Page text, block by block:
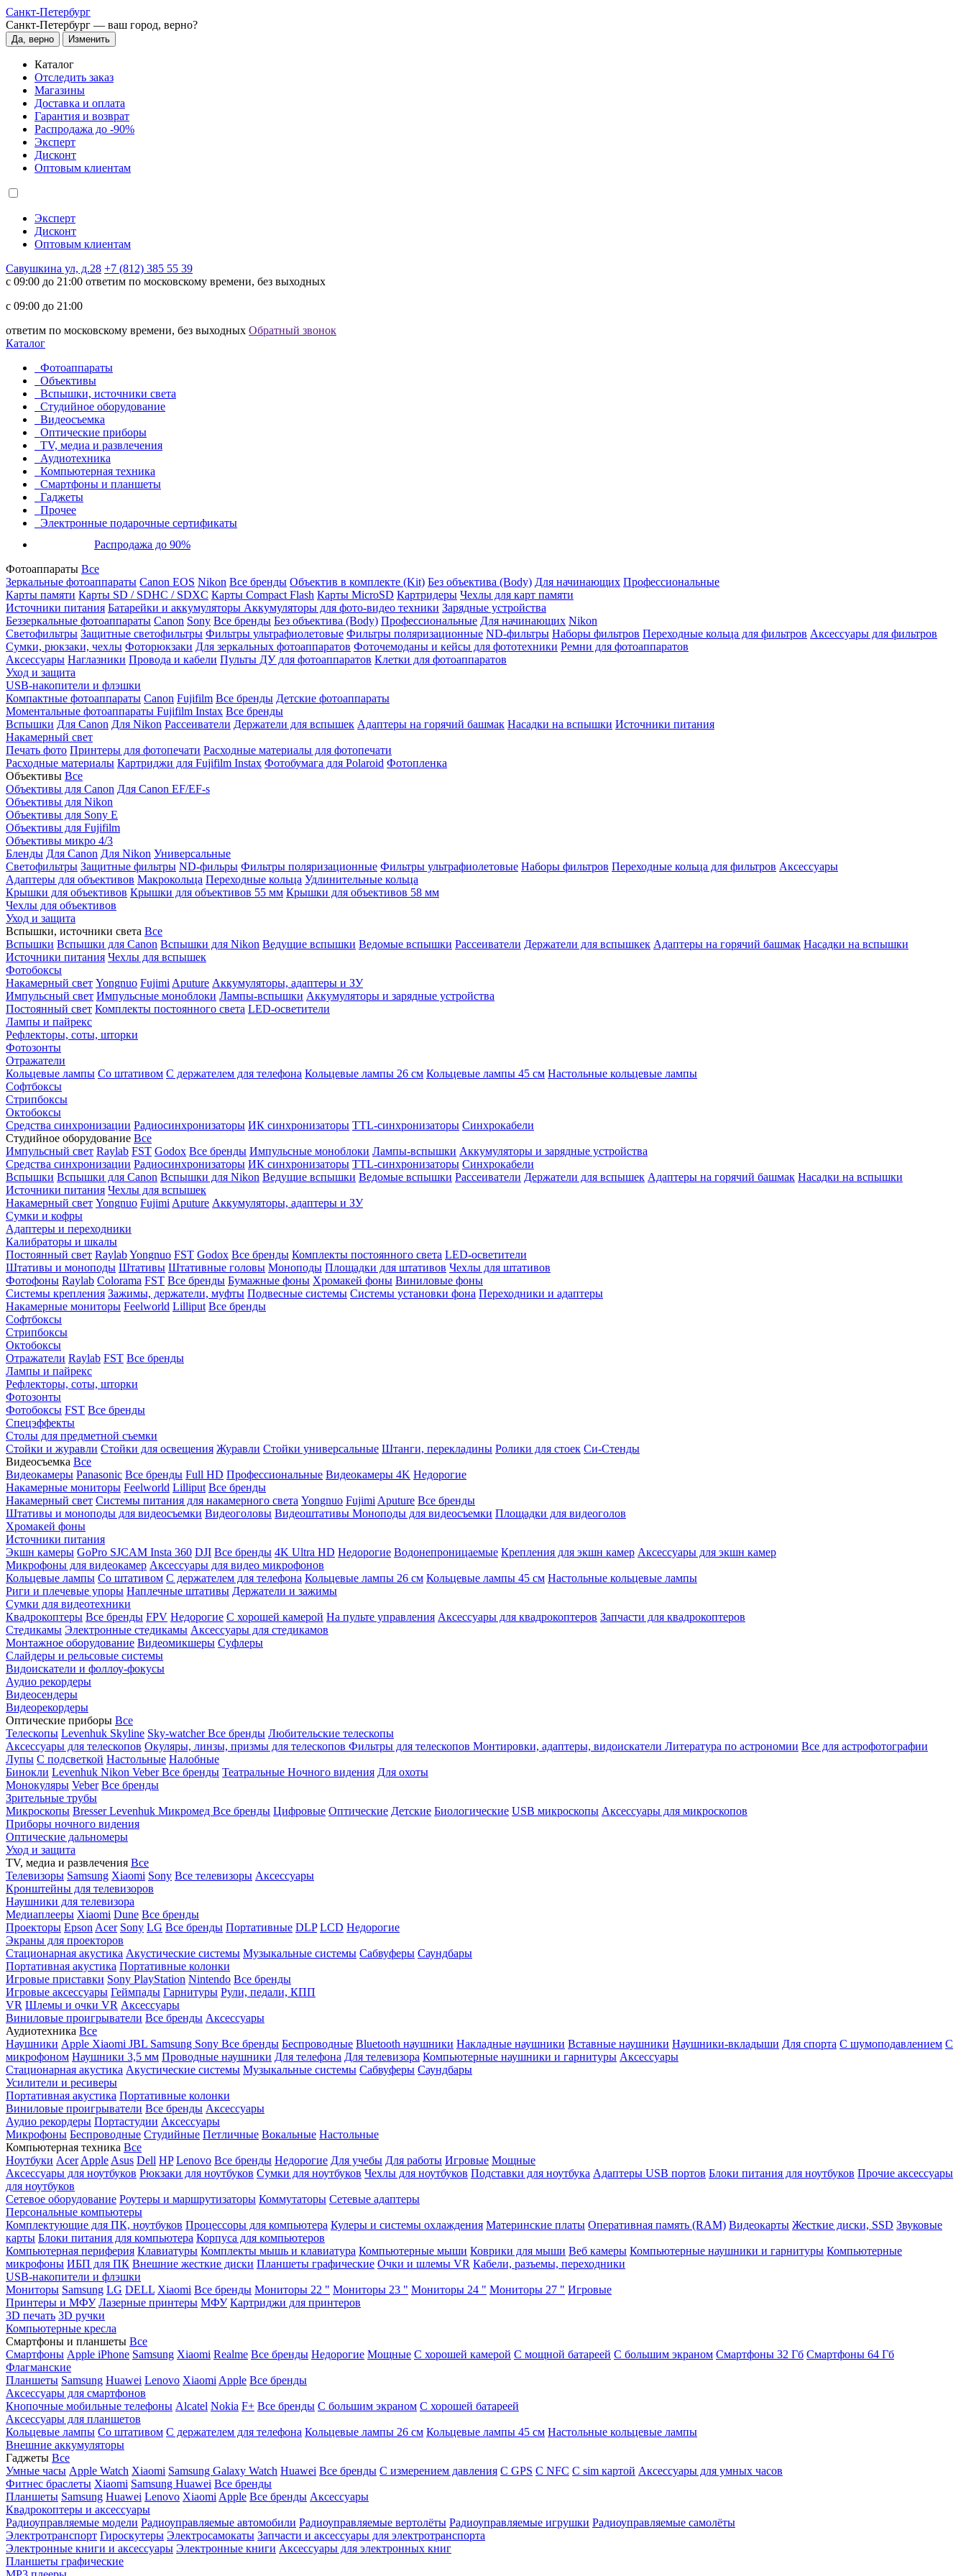
Санкт-Петербург
Санкт-Петербург — ваш город, верно?
Да, верно Изменить
Каталог
Отследить заказ
Магазины
Доставка и оплата
Гарантия и возврат
Распродажа до -90%
Эксперт
Дисконт
Оптовым клиентам
Эксперт
Дисконт
Оптовым клиентам
Савушкина ул, д.28 +7 (812) 385 55 39
c 09:00 до 21:00 ответим по московскому времени, без выходных
c 09:00 до 21:00
ответим по московскому времени, без выходных Обратный звонок
Каталог
Фотоаппараты
Объективы
Вспышки, источники света
Студийное оборудование
Видеосъемка
Оптические приборы
TV, медиа и развлечения
Аудиотехника
Компьютерная техника
Смартфоны и планшеты
Гаджеты
Прочее
Электронные подарочные сертификаты
Распродажа до 90%
Фотоаппараты Все
Зеркальные фотоаппараты Canon EOS Nikon Все бренды Объектив в комплекте (Kit) Без объектива (Body) Для начинающих Профессиональные
Карты памяти Карты SD / SDHC / SDXC Карты Compact Flash Карты MicroSD Картридеры Чехлы для карт памяти
Источники питания Батарейки и аккумуляторы Аккумуляторы для фото-видео техники Зарядные устройства
Беззеркальные фотоаппараты Canon Sony Все бренды Без объектива (Body) Профессиональные Для начинающих Nikon
Светофильтры Защитные светофильтры Фильтры ультрафиолетовые Фильтры поляризационные ND-фильтры Наборы фильтров Переходные кольца для фильтров Аксессуары для фильтров
Сумки, рюкзаки, чехлы Фоторюкзаки Для зеркальных фотоаппаратов Фоточемоданы и кейсы для фототехники Ремни для фотоаппаратов
Аксессуары Наглазники Провода и кабели Пульты ДУ для фотоаппаратов Клетки для фотоаппаратов
Уход и защита
USB-накопители и флэшки
Компактные фотоаппараты Canon Fujifilm Все бренды Детские фотоаппараты
Моментальные фотоаппараты Fujifilm Instax Все бренды
Вспышки Для Canon Для Nikon Рассеиватели Держатели для вспышек Адаптеры на горячий башмак Насадки на вспышки Источники питания
Накамерный свет
Печать фото Принтеры для фотопечати Расходные материалы для фотопечати
Расходные материалы Картриджи для Fujifilm Instax Фотобумага для Polaroid Фотопленка
Объективы Все
Объективы для Canon Для Canon EF/EF-s
Объективы для Nikon
Объективы для Sony E
Объективы для Fujifilm
Объективы микро 4/3
Бленды Для Canon Для Nikon Универсальные
Светофильтры Защитные фильтры ND-фильры Фильтры поляризационные Фильтры ультрафиолетовые Наборы фильтров Переходные кольца для фильтров Аксессуары
Адаптеры для объективов Макрокольца Переходные кольца Удлинительные кольца
Крышки для объективов Крышки для объективов 55 мм Крышки для объективов 58 мм
Чехлы для объективов
Уход и защита
Вспышки, источники света Все
Вспышки Вспышки для Canon Вспышки для Nikon Ведущие вспышки Ведомые вспышки Рассеиватели Держатели для вспышкек Адаптеры на горячий башмак Насадки на вспышки
Источники питания Чехлы для вспышек
Фотобоксы
Накамерный свет Yongnuo Fujimi Aputure Аккумуляторы, адаптеры и ЗУ
Импульсный свет Импульсные моноблоки Лампы-вспышки Аккумуляторы и зарядные устройства
Постоянный свет Комплекты постоянного света LED-осветители
Лампы и пайрекс
Рефлекторы, соты, шторки
Фотозонты
Отражатели
Кольцевые лампы Со штативом С держателем для телефона Кольцевые лампы 26 см Кольцевые лампы 45 см Настольные кольцевые лампы
Софтбоксы
Стрипбоксы
Октобоксы
Средства синхронизации Радиосинхронизаторы ИК синхронизаторы TTL-синхронизаторы Синхрокабели
Студийное оборудование Все
Импульсный свет Raylab FST Godox Все бренды Импульсные моноблоки Лампы-вспышки Аккумуляторы и зарядные устройства
Средства синхронизации Радиосинхронизаторы ИК синхронизаторы TTL-синхронизаторы Синхрокабели
Вспышки Вспышки для Canon Вспышки для Nikon Ведущие вспышки Ведомые вспышки Рассеиватели Держатели для вспышек Адаптеры на горячий башмак Насадки на вспышки
Источники питания Чехлы для вспышек
Накамерный свет Yongnuo Fujimi Aputure Аккумуляторы, адаптеры и ЗУ
Сумки и кофры
Адаптеры и переходники
Калибраторы и шкалы
Постоянный свет RaylabYongnuo FST Godox Все бренды Комплекты постоянного света LED-осветители
Штативы и моноподы Штативы Штативные головы Моноподы Площадки для штативов Чехлы для штативов
Фотофоны Raylab Colorama FST Все бренды Бумажные фоны Хромакей фоны Виниловые фоны
Системы крепления Зажимы, держатели, муфты Подвесные системы Системы установки фона Переходники и адаптеры
Накамерные мониторы Feelworld Lilliput Все бренды
Софтбоксы
Стрипбоксы
Октобоксы
Отражатели Raylab FST Все бренды
Лампы и пайрекс
Рефлекторы, соты, шторки
Фотозонты
Фотобоксы FST Все бренды
Спецэффекты
Столы для предметной съемки
Стойки и журавли Стойки для освещения Журавли Стойки универсальные Штанги, перекладины Ролики для стоек Си-Стенды
Видеосъемка Все
Видеокамеры Panasonic Все бренды Full HD Профессиональные Видеокамеры 4K Недорогие
Накамерные мониторы Feelworld Lilliput Все бренды
Накамерный свет Системы питания для накамерного света Yongnuo Fujimi Aputure Все бренды
Штативы и моноподы для видеосъемки Видеоголовы Видеоштативы Моноподы для видеосъемки Площадки для видеоголов
Хромакей фоны
Источники питания
Экшн камеры GoPro SJCAM Insta 360 DJI Все бренды 4K Ultra HD Недорогие Водонепроницаемые Крепления для экшн камер Аксессуары для экшн камер
Микрофоны для видеокамер Аксессуары для видео микрофонов
Кольцевые лампы Со штативом C держателем для телефона Кольцевые лампы 26 см Кольцевые лампы 45 см Настольные кольцевые лампы
Риги и плечевые упоры Наплечные штативы Держатели и зажимы
Сумки для видеотехники
Квадрокоптеры Все бренды FPV Недорогие С хорошей камерой На пульте управления Аксессуары для квадрокоптеров Запчасти для квадрокоптеров
Стедикамы Электронные стедикамы Аксессуары для стедикамов
Монтажное оборудование Видеомикшеры Суфлеры
Слайдеры и рельсовые системы
Видоискатели и фоллоу-фокусы
Аудио рекордеры
Видеосендеры
Видеорекордеры
Оптические приборы Все
Телескопы Levenhuk Skyline Sky-watcherВсе бренды Любительские телескопы
Аксессуары для телескопов Окуляры, линзы, призмы для телескопов Фильтры для телескопов Монтировки, адаптеры, видоискатели Литература по астрономии Все для астрофотографии
Лупы С подсветкой Настольные Налобные
Бинокли Levenhuk Nikon VeberВсе бренды Театральные Ночного видения Для охоты
Монокуляры Veber Все бренды
Зрительные трубы
Микроскопы BresserLevenhuk Микромед Все бренды Цифровые Оптические Детские Биологические USB микроскопы Аксессуары для микроскопов
Приборы ночного видения
Оптические дальномеры
Уход и защита
TV, медиа и развлечения Все
Телевизоры Samsung Xiaomi Sony Все телевизоры Аксессуары
Кронштейны для телевизоров
Наушники для телевизора
Медиаплееры Xiaomi Dune Все бренды
Проекторы Epson Acer Sony LG Все бренды Портативные DLP LCD Недорогие
Экраны для проекторов
Стационарная акустика Акустические системы Музыкальные системы Сабвуферы Саундбары
Портативная акустика Портативные колонки
Игровые приставки Sony PlayStation Nintendo Все бренды
Игровые аксессуары Геймпады Гарнитуры Рули, педали, КПП
VR Шлемы и очки VR Аксессуары
Виниловые проигрыватели Все бренды Аксессуары
Аудиотехника Все
Наушники Apple Xiaomi JBL Samsung Sony Все бренды Беспроводные Bluetooth наушники Накладные наушники Вставные наушники Наушники-вкладыши Для спорта С шумоподавлением С
микрофоном Наушники 3,5 мм Проводные наушники Для телефона Для телевизора Компьютерные наушники и гарнитуры Аксессуары
Стационарная акустика Акустические системы Музыкальные системы Сабвуферы Саундбары
Усилители и ресиверы
Портативная акустика Портативные колонки
Виниловые проигрыватели Все бренды Аксессуары
Аудио рекордеры Портастудии Аксессуары
Микрофоны Беспроводные Студийные Петличные Вокальные Настольные
Компьютерная техника Все
Ноутбуки Acer Apple Asus Dell HP Lenovo Все бренды Недорогие Для учебы Для работы Игровые Мощные
Аксессуары для ноутбуков Рюкзаки для ноутбуков Сумки для ноутбуков Чехлы для ноутбуков Подставки для ноутбука Адаптеры USB портов Блоки питания для ноутбуков Прочие аксессуары
для ноутбуков
Сетевое оборудование Роутеры и маршрутизаторы Коммутаторы Сетевые адаптеры
Персональные компьютеры
Комплектующие для ПК, ноутбуков Процессоры для компьютера Кулеры и системы охлаждения Материнские платы Оперативная память (RAM) Видеокарты Жесткие диски, SSD Звуковые
карты Блоки питания для компьютера Корпуса для компьютеров
Компьютерная периферия Клавиатуры Комплекты мышь и клавиатура Компьютерные мыши Коврики для мыши Веб камеры Компьютерные наушники и гарнитуры Компьютерные
микрофоны ИБП для ПК Внешние жесткие диски Планшеты графические Очки и шлемы VR Кабели, разъемы, переходники
USB-накопители и флэшки
Мониторы Samsung LG DELL Xiaomi Все бренды Мониторы 22 " Мониторы 23 " Мониторы 24 " Мониторы 27 " Игровые
Принтеры и МФУ Лазерные принтеры МФУ Картриджи для принтеров
3D печать 3D ручки
Компьютерные кресла
Смартфоны и планшеты Все
Смартфоны Apple iPhone Samsung Xiaomi Realme Все бренды Недорогие Мощные С хорошей камерой С мощной батареей С большим экраном Смартфоны 32 Гб Смартфоны 64 Гб
Флагманские
Планшеты Samsung Huawei Lenovo Xiaomi Apple Все бренды
Аксессуары для смартфонов
Кнопочные мобильные телефоны Alcatel Nokia F+ Все бренды С большим экраном С хорошей батареей
Аксессуары для планшетов
Кольцевые лампы Со штативом C держателем для телефона Кольцевые лампы 26 см Кольцевые лампы 45 см Настольные кольцевые лампы
Внешние аккумуляторы
Гаджеты Все
Умные часы Apple Watch Xiaomi Samsung Galaxy Watch Huawei Все бренды C измерением давления C GPS C NFC C sim картой Аксессуары для умных часов
Фитнес браслеты Xiaomi Samsung Huawei Все бренды
Планшеты Samsung Huawei Lenovo Xiaomi Apple Все бренды Аксессуары
Квадрокоптеры и аксессуары
Радиоуправляемые модели Радиоуправляемые автомобили Радиоуправляемые вертолёты Радиоуправляемые игрушки Радиоуправляемые самолёты
Электротранспорт Гироскутеры Электросамокаты Запчасти и аксессуары для электротранспорта
Электронные книги и аксессуары Электронные книги Аксессуары для электронных книг
Планшеты графические